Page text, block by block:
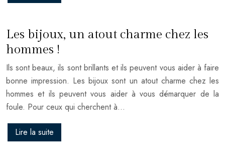
Les bijoux, un atout charme chez les
hommes !
Ils sont beaux, ils sont brillants et ils peuvent vous aider à faire
bonne impression. Les bijoux sont un atout charme chez les
hommes et ils peuvent vous aider à vous démarquer de la
foule. Pour ceux qui cherchent à…
Lire la suite